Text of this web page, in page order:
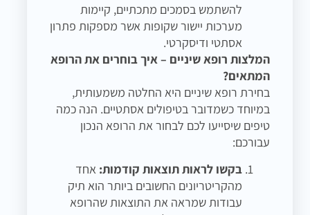
להשתמש בסמכים מתכתיים, קיימות
מערכות יישור שקופות אשר מספקות פתרון
אסתטי ודיסקרטי.
המלצות רופא שיניים – איך בוחרים את הרופא
המתאים?
בחירת רופא שיניים היא החלטה משמעותית,
במיוחד כשמדובר בטיפולים אסתטיים. הנה כמה
טיפים שיסייעו לכם לבחור את הרופא הנכון
עבורכם:
בקשו לראות תוצאות קודמות: אחד
מהקריטריונים החשובים ביותר הוא תיק
עבודות שמראה את התוצאות שהרופא